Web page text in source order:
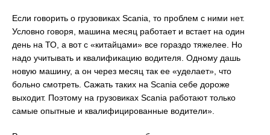
Если говорить о грузовиках Scania, то проблем с ними нет.
Условно говоря, машина месяц работает и встает на один
день на ТО, а вот с «китайцами» все гораздо тяжелее. Но
надо учитывать и квалификацию водителя. Одному дашь
новую машину, а он через месяц так ее «уделает», что
больно смотреть. Сажать таких на Scania себе дороже
выходит. Поэтому на грузовиках Scania работают только
самые опытные и квалифицированные водители».